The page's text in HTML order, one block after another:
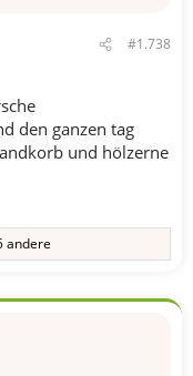
#1.738
den ganzen tag
und hölzerne
andere